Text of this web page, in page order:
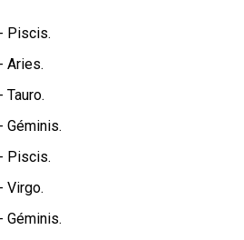
Piscis.
Aries.
Tauro.
Géminis.
Piscis.
Virgo.
Géminis.